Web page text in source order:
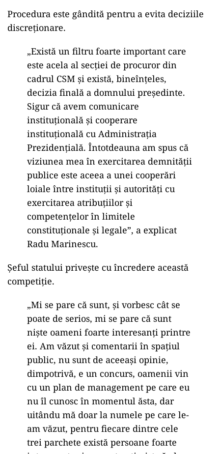
Procedura este gândită pentru a evita deciziile
discreționare.
„Există un filtru foarte important care
este acela al secției de procuror din
cadrul CSM și există, bineînțeles,
decizia finală a domnului președinte.
Sigur că avem comunicare
instituțională și cooperare
instituțională cu Administrația
Prezidențială. Întotdeauna am spus că
viziunea mea în exercitarea demnității
publice este aceea a unei cooperări
loiale între instituții și autorități cu
exercitarea atribuțiilor și
competențelor în limitele
constituționale și legale”, a explicat
Radu Marinescu.
Șeful statului privește cu încredere această
competiție.
„Mi se pare că sunt, și vorbesc cât se
poate de serios, mi se pare că sunt
niște oameni foarte interesanți printre
ei. Am văzut și comentarii în spațiul
public, nu sunt de aceeași opinie,
dimpotrivă, e un concurs, oamenii vin
cu un plan de management pe care eu
nu îl cunosc în momentul ăsta, dar
uitându mă doar la numele pe care le-
am văzut, pentru fiecare dintre cele
trei parchete există persoane foarte